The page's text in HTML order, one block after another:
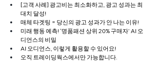
[고객 사례] 광고비는 최소화하고, 광고 성과는 최
대치 달성!
매체 타겟팅 = 당신의 광고 성과가 안 나는 이유!
미래 행동 예측! ‘명품패션 상위 20% 구매자’ AI 오
디언스의 비밀
AI 오디언스, 이렇게 활용할 수 있어요!
오직 트레이딩웍스에서만 가능합니다.